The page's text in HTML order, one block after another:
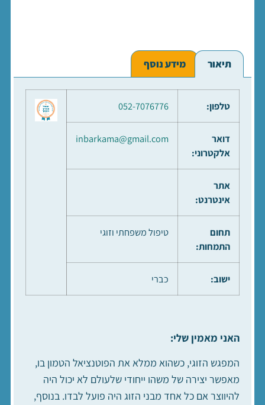
תיאור מידע נוסף
טלפון: 052-7076776
דואר
אלקטרוני:
inbarkama@gmail.com
אתר
אינטרנט:
תחום
התמחות:
טיפול משפחתי וזוגי
ישוב: כברי
האני מאמין שלי:
המפגש הזוגי, כשהוא ממלא את הפוטנציאל הטמון בו,
מאפשר יצירה של משהו ייחודי שלעולם לא יכול היה
להיווצר אם כל אחד מבני הזוג היה פועל לבדו. בנוסף,